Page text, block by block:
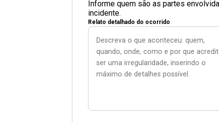
Informe quem são as partes
incidente.
Relato detalhado do ocorrido